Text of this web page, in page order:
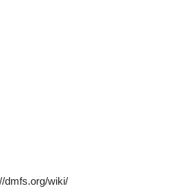
dmfs.org/wiki/